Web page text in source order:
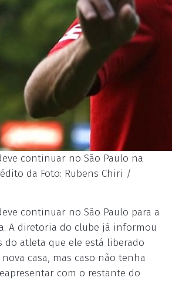
continuar no São Paulo na
da Foto: Rubens Chiri /
continuar no São Paulo para a
A diretoria do clube já informou
do atleta que ele está liberado
casa, mas caso não tenha
com o restante do